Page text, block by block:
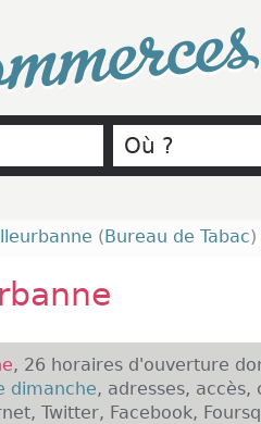
(Bureau de Tabac)
, 26 horaires d'ouverture
dimanche, adresses, accès,
Twitter, Facebook,